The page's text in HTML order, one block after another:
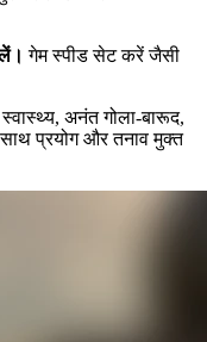
गेम स्पीड सेट करें जैसी
अनंत गोला-बारूद,
प्रयोग और तनाव मुक्त